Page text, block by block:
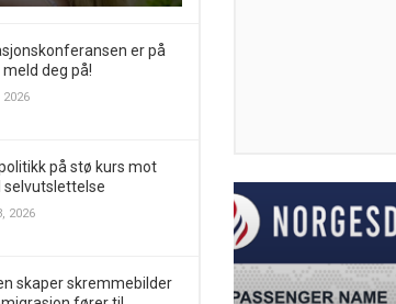
er på
meld deg på!
2026
på stø kurs mot
selvutslettelse
2026
skaper skremmebilder